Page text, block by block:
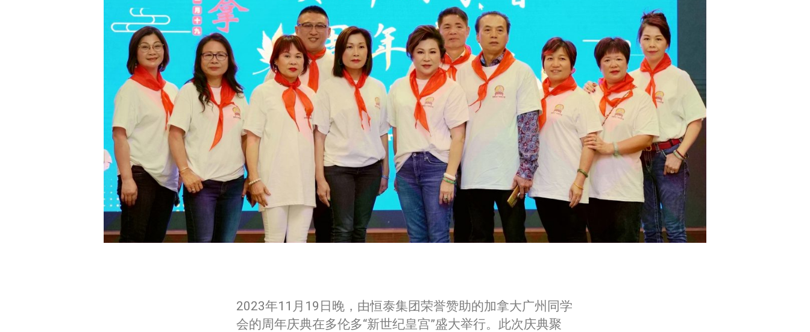
2023年11月19日晚，由恒泰集团荣誉赞助的加拿大广州同学
会的周年庆典在多伦多“新世纪皇宫”盛大举行。此次庆典聚